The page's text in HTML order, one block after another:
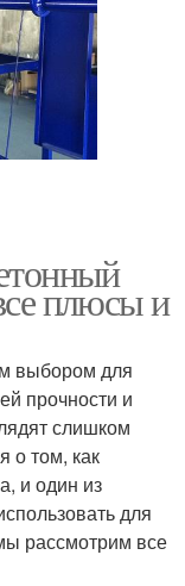
плюсы и
выбором для
прочности и
слишком
о том, как
и один из
для
рассмотрим все